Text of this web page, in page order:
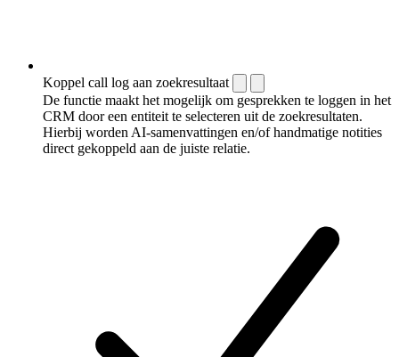
Koppel call log aan zoekresultaat
De functie maakt het mogelijk om gesprekken te loggen in het
CRM door een entiteit te selecteren uit de zoekresultaten.
Hierbij worden AI-samenvattingen en/of handmatige notities
direct gekoppeld aan de juiste relatie.